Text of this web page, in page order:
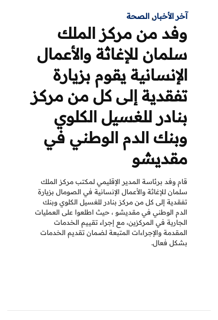
آخر الأخبار, الصحة
وفد من مركز الملك
سلمان للإغاثة والأعمال
الإنسانية يقوم بزيارة
تفقدية إلى كل من مركز
بنادر للغسيل الكلوي
وبنك الدم الوطني في
مقديشو
قام وفد برئاسة المدير الإقليمي لمكتب مركز الملك
سلمان للإغاثة والأعمال الإنسانية في الصومال بزيارة
تفقدية إلى كل من مركز بنادر للغسيل الكلوي وبنك
الدم الوطني في مقديشو ، حيث اطلعوا على العمليات
الجارية في المركزين، مع إجراء تقييم الخدمات
المقدمة والإجراءات المتبعة لضمان تقديم الخدمات
بشكل فعال.